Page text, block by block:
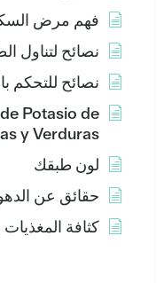
فهم مرض
نصائح لتناول
نصائح للتحكم
Potasio de
y Verduras
لون طبقك
حقائق عن
كثافة